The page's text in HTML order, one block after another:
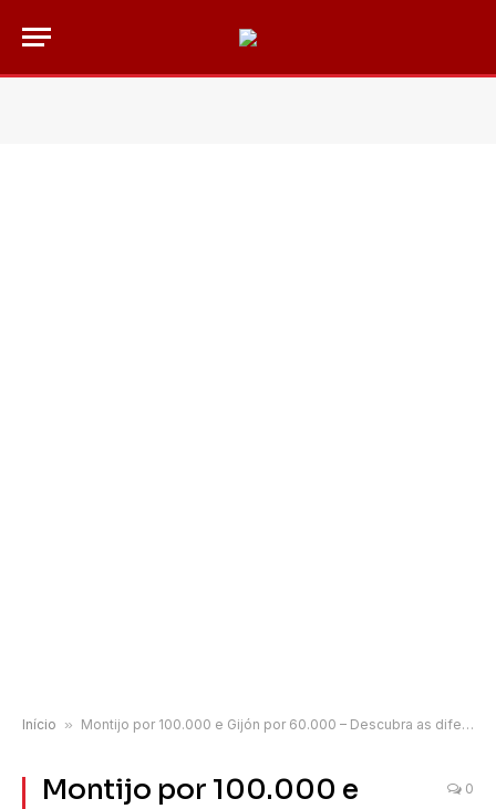
Início » Montijo por 100.000 e Gijón por 60.000 – Descubra as diferenças
Montijo por 100.000 e
0